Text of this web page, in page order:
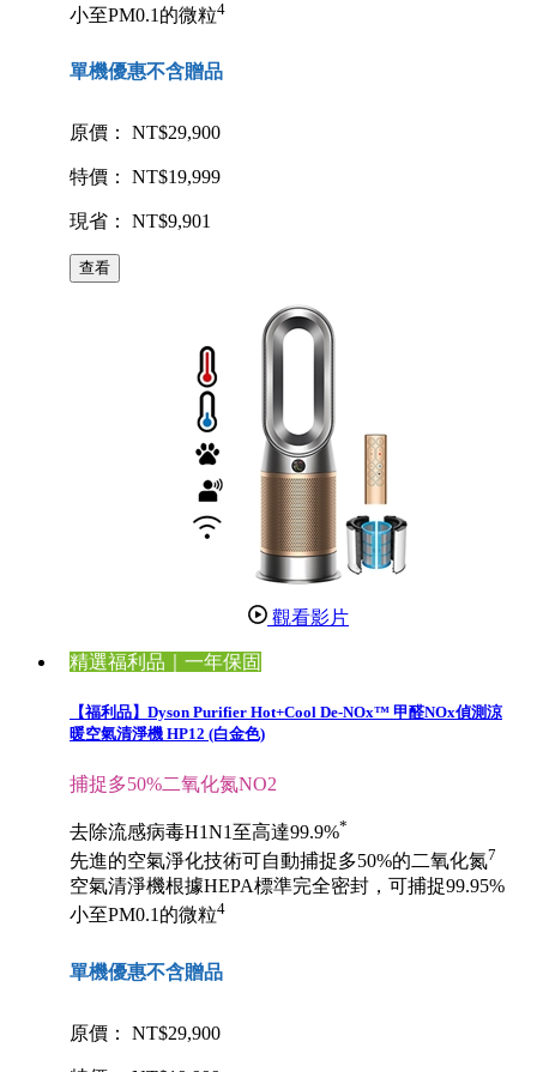
小至PM0.1的微粒4
單機優惠不含贈品
原價： NT$29,900
特價： NT$19,999
現省： NT$9,901
查看
觀看影片
精選福利品｜一年保固
【福利品】Dyson Purifier Hot+Cool De-NOx™ 甲醛NOx偵測涼
暖空氣清淨機 HP12 (白金色)
捕捉多50%二氧化氮NO2
去除流感病毒H1N1至高達99.9%*
先進的空氣淨化技術可自動捕捉多50%的二氧化氮7
空氣清淨機根據HEPA標準完全密封，可捕捉99.95%
小至PM0.1的微粒4
單機優惠不含贈品
原價： NT$29,900